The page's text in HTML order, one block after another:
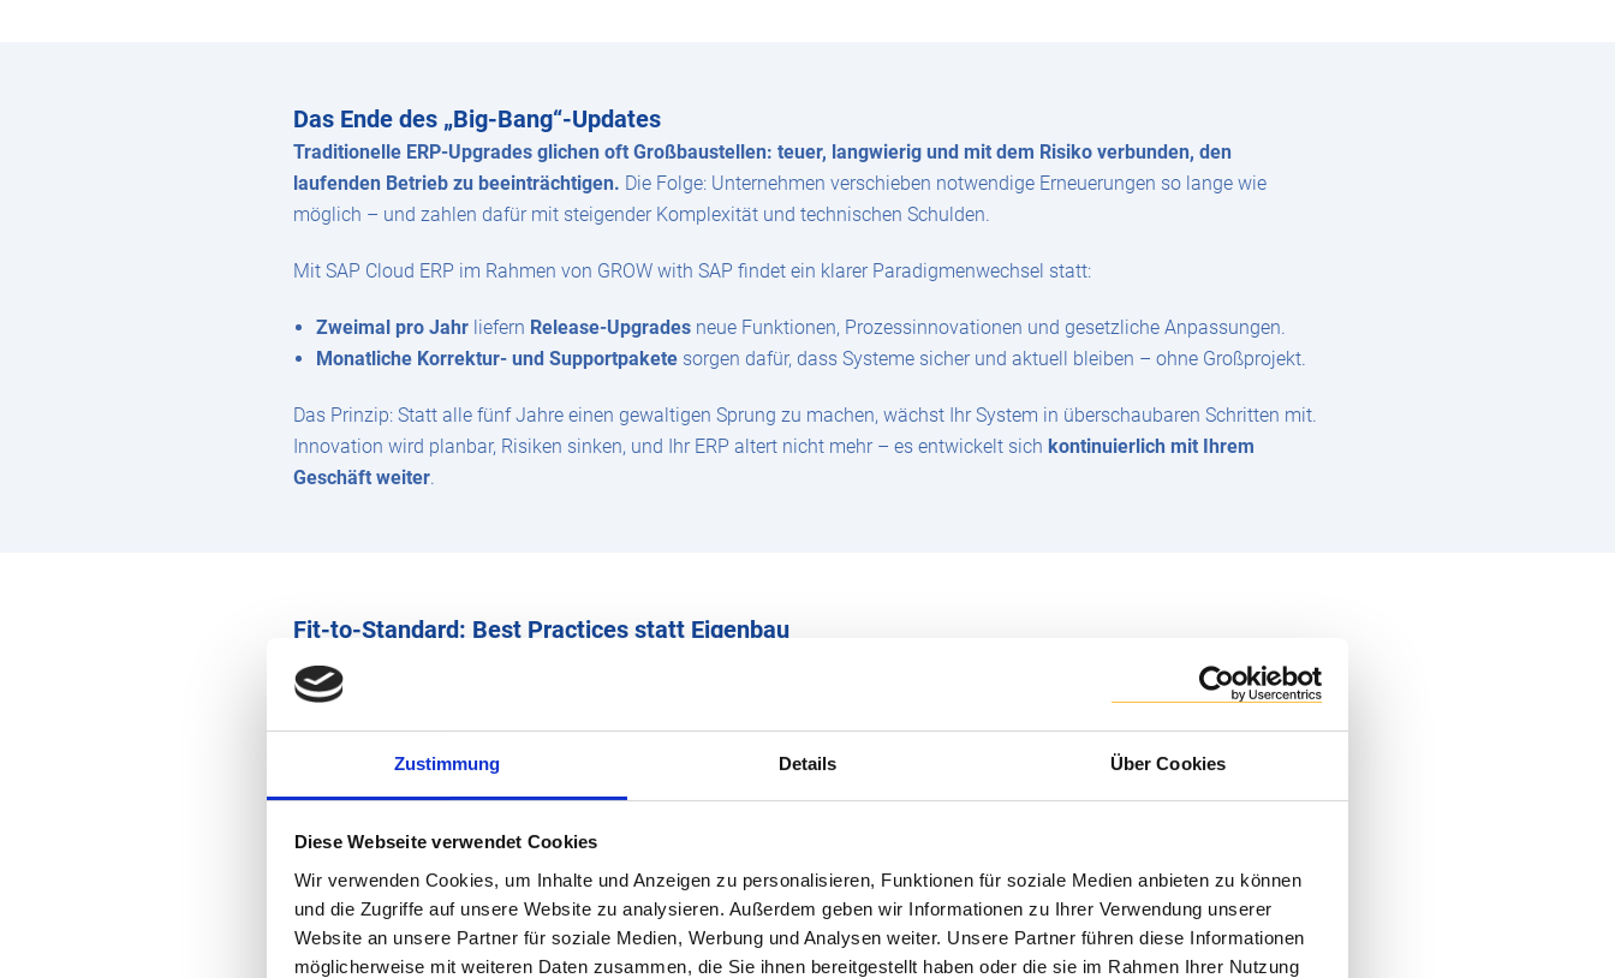
Zustimmung Details Über Cookies
Diese Webseite verwendet Cookies
Wir verwenden Cookies, um Inhalte und Anzeigen zu personalisieren, Funktionen für soziale Medien anbieten zu können
und die Zugriffe auf unsere Website zu analysieren. Außerdem geben wir Informationen zu Ihrer Verwendung unserer
Website an unsere Partner für soziale Medien, Werbung und Analysen weiter. Unsere Partner führen diese Informationen
möglicherweise mit weiteren Daten zusammen, die Sie ihnen bereitgestellt haben oder die sie im Rahmen Ihrer Nutzung
Das Ende des „Big-Bang“-Updates
Traditionelle ERP-Upgrades glichen oft Großbaustellen: teuer, langwierig und mit dem Risiko verbunden, den
laufenden Betrieb zu beeinträchtigen. Die Folge: Unternehmen verschieben notwendige Erneuerungen so lange wie
möglich – und zahlen dafür mit steigender Komplexität und technischen Schulden.
Mit SAP Cloud ERP im Rahmen von GROW with SAP findet ein klarer Paradigmenwechsel statt:
Zweimal pro Jahr liefern Release-Upgrades neue Funktionen, Prozessinnovationen und gesetzliche Anpassungen.
Monatliche Korrektur- und Supportpakete sorgen dafür, dass Systeme sicher und aktuell bleiben – ohne Großprojekt.
Das Prinzip: Statt alle fünf Jahre einen gewaltigen Sprung zu machen, wächst Ihr System in überschaubaren Schritten mit.
Innovation wird planbar, Risiken sinken, und Ihr ERP altert nicht mehr – es entwickelt sich kontinuierlich mit Ihrem
Geschäft weiter.
Fit-to-Standard: Best Practices statt Eigenbau
Damit dieses Innovationsmodell funktioniert, folgt GROW with SAP einem . Das bedeutet:
Anstatt die Software radikal um Ihre bestehenden Abläufe zu „verbiegen“, gleichen Sie Ihre Prozesse an die Standards
Abweichungen fokussieren sich auf echte Differenzierungsmerkmale – dort, wo Sie sich im Markt abheben.
Das reduziert Projektrisiken, beschleunigt die Einführung und stellt sicher, dass Sie zukünftige Innovationen aus der
Cloud überhaupt problemlos übernehmen können. Der Gewinn: weniger Individualwildwuchs, mehr Standard, mehr
Geschwindigkeit.